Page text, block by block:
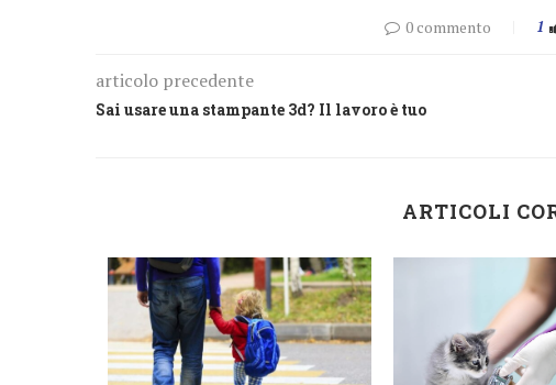
0 commento 1
articolo precedente
Sai usare una stampante 3d? Il lavoro è tuo
ARTICOLI